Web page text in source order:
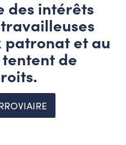
des intérêts
patronat et au
de